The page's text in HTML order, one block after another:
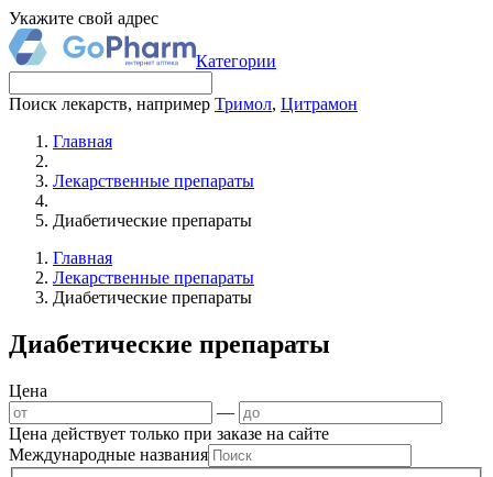
Укажите свой адрес
Категории
Поиск лекарств, например Тримол, Цитрамон
Главная
Лекарственные препараты
Диабетические препараты
Главная
Лекарственные препараты
Диабетические препараты
Диабетические препараты
Цена
—
Цена действует только при заказе на сайте
Международные названия